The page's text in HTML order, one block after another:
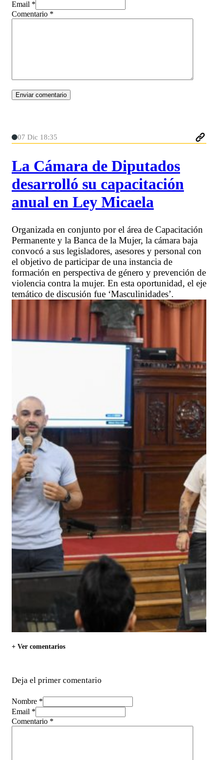
Email *
Comentario *
07 Dic 18:35
La Cámara de Diputados
desarrolló su capacitación
anual en Ley Micaela
Organizada en conjunto por el área de Capacitación
Permanente y la Banca de la Mujer, la cámara baja
convocó a sus legisladores, asesores y personal con
el objetivo de participar de una instancia de
formación en perspectiva de género y prevención de
violencia contra la mujer. En esta oportunidad, el eje
temático de discusión fue ‘Masculinidades’.
+ Ver comentarios
Deja el primer comentario
Nombre *
Email *
Comentario *